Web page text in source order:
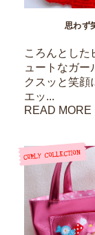
思わず
ころんとした
ュートなガ
クスッと笑顔
エッ...
READ MORE